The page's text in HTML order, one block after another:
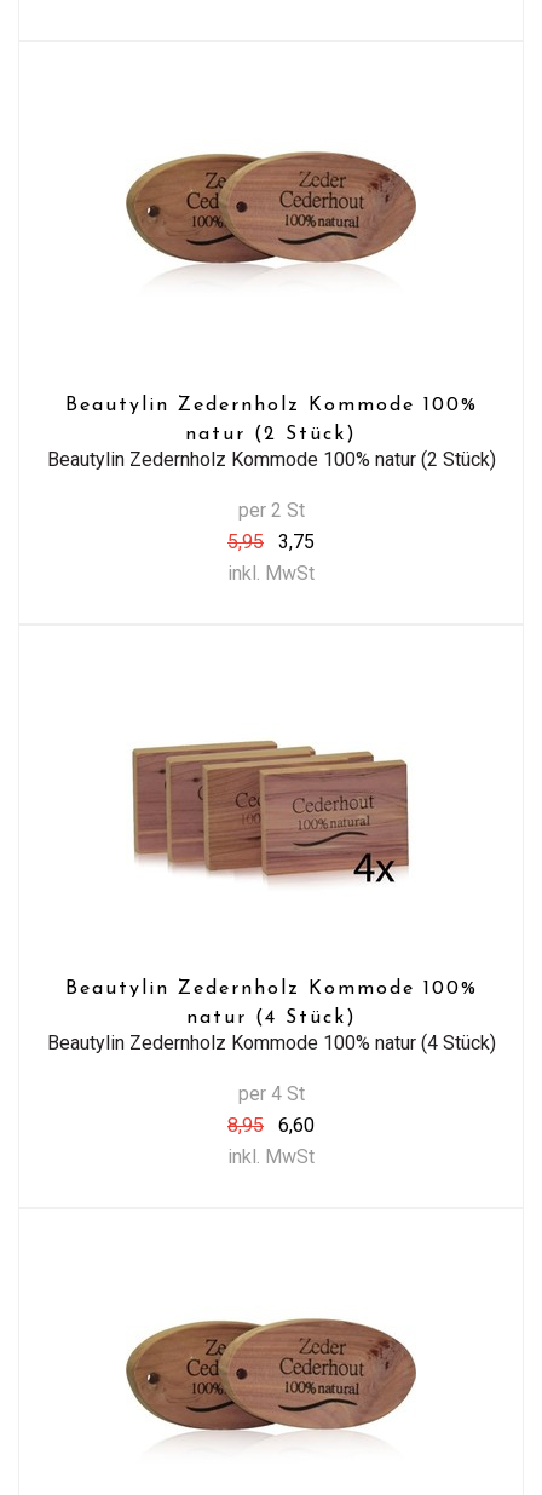
Beautylin Zedernholz Kommode 100%
natur (2 Stück)
Beautylin Zedernholz Kommode 100% natur (2 Stück)
per 2 St
5,95
3,75
inkl. MwSt
Beautylin Zedernholz Kommode 100%
natur (4 Stück)
Beautylin Zedernholz Kommode 100% natur (4 Stück)
per 4 St
8,95
6,60
inkl. MwSt